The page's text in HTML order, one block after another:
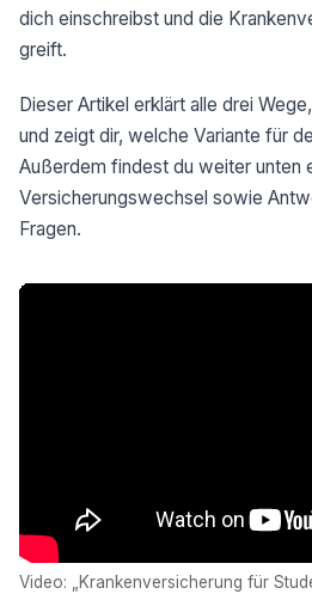
dich einschreibst und die
greift.
Dieser Artikel erklärt alle drei
und zeigt dir, welche Variante für
Außerdem findest du weiter unten
Versicherungswechsel sowie
Fragen.
Video: „Krankenversicherung für